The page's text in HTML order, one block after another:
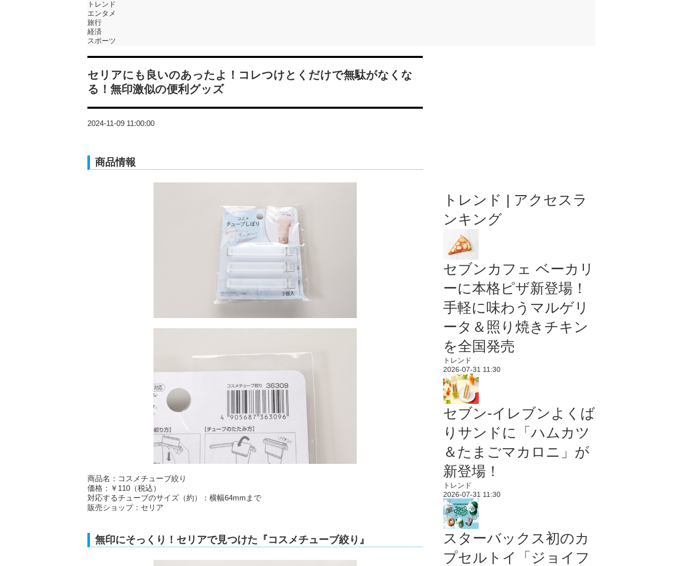
トレンド
エンタメ
旅行
経済
スポーツ
セリアにも良いのあったよ！コレつけとくだけで無駄がなくな
る！無印激似の便利グッズ
2024-11-09 11:00:00
商品情報
商品名：コスメチューブ絞り
価格：￥110（税込）
対応するチューブのサイズ（約）：横幅64mmまで
販売ショップ：セリア
無印にそっくり！セリアで見つけた『コスメチューブ絞り』
トレンド | アクセスラ
ンキング
セブンカフェ ベーカリ
ーに本格ピザ新登場！
手軽に味わうマルゲリ
ータ＆照り焼きチキン
を全国発売
トレンド
2026-07-31 11:30
セブン‐イレブンよくば
りサンドに「ハムカツ
＆たまごマカロニ」が
新登場！
トレンド
2026-07-31 11:30
スターバックス初のカ
プセルトイ「ジョイフ